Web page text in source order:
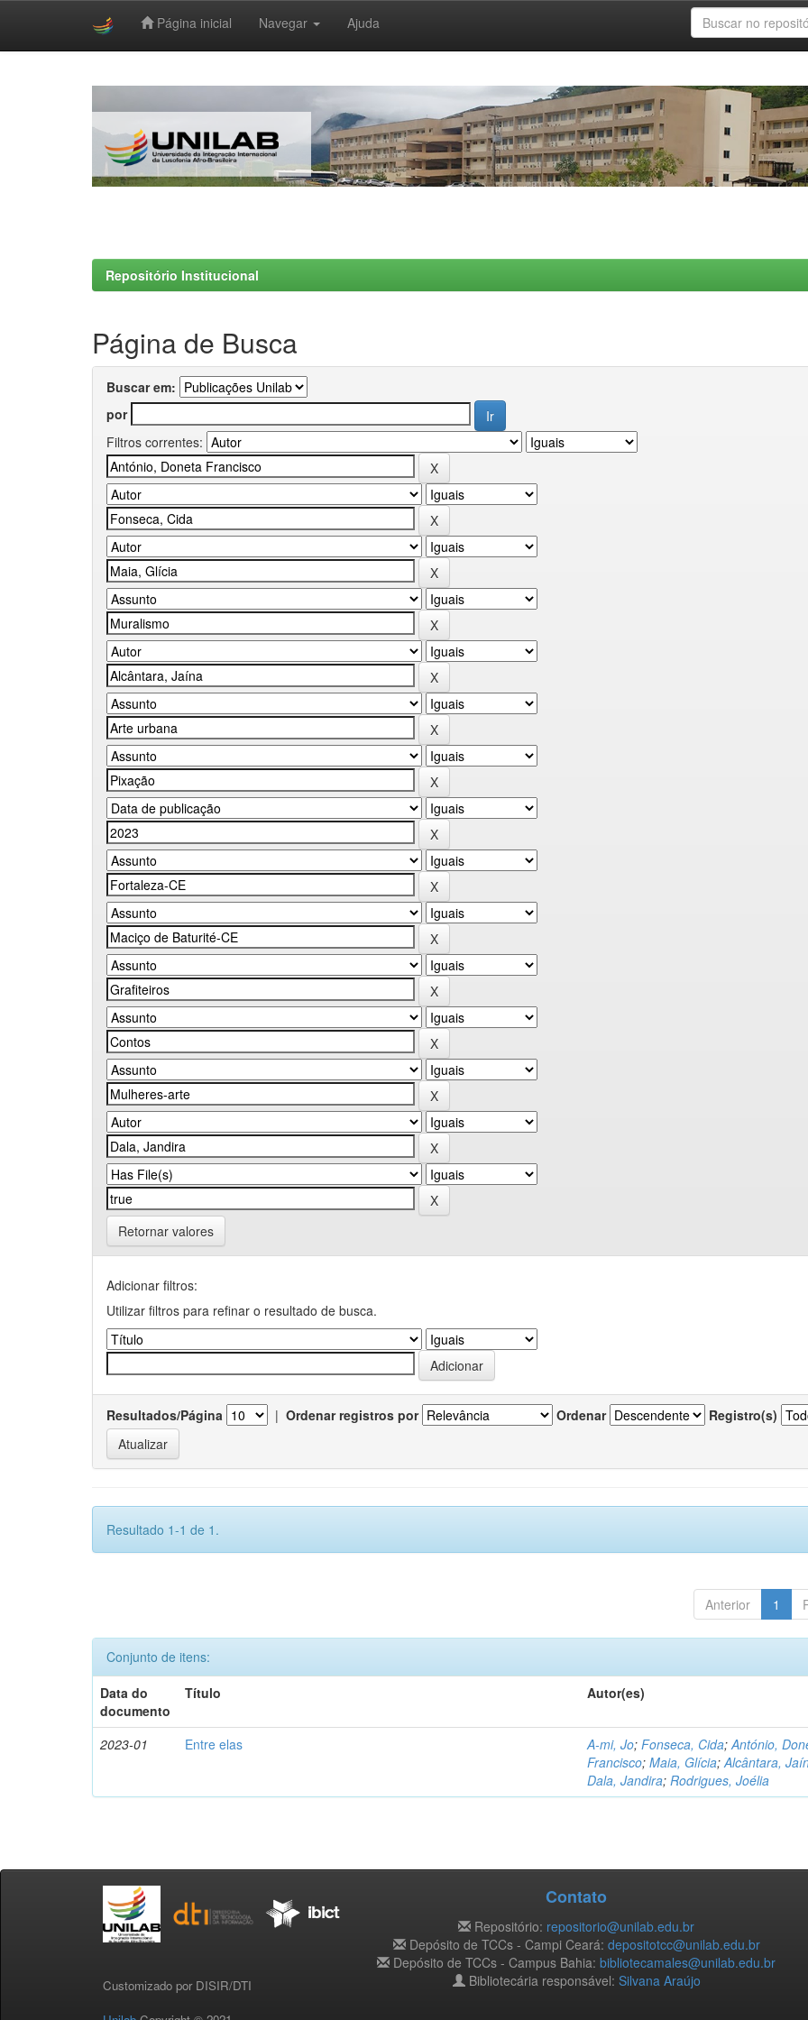
Página inicial Navegar Ajuda
Repositório Institucional
Página de Busca
Buscar em:
por
Filtros correntes:
Retornar valores
Adicionar filtros:
Utilizar filtros para refinar o resultado de busca.
Resultados/Página | Ordenar registros por Ordenar Registro(s)
Resultado 1-1 de 1.
Anterior 1
Conjunto de itens:
Data do
documento
Título Autor(es)
2023-01 Entre elas A-mi, Jo;Fonseca, Cida;António,
Francisco;Maia, Glícia;Alcântara,
Dala, Jandira;Rodrigues, Joélia
Customizado por DISIR/DTI
Contato
Repositório: repositorio@unilab.edu.br
Depósito de TCCs - Campi Ceará: depositotcc@unilab.edu.br
Depósito de TCCs - Campus Bahia: bibliotecamales@unilab.edu.br
Bibliotecária responsável: Silvana Araújo